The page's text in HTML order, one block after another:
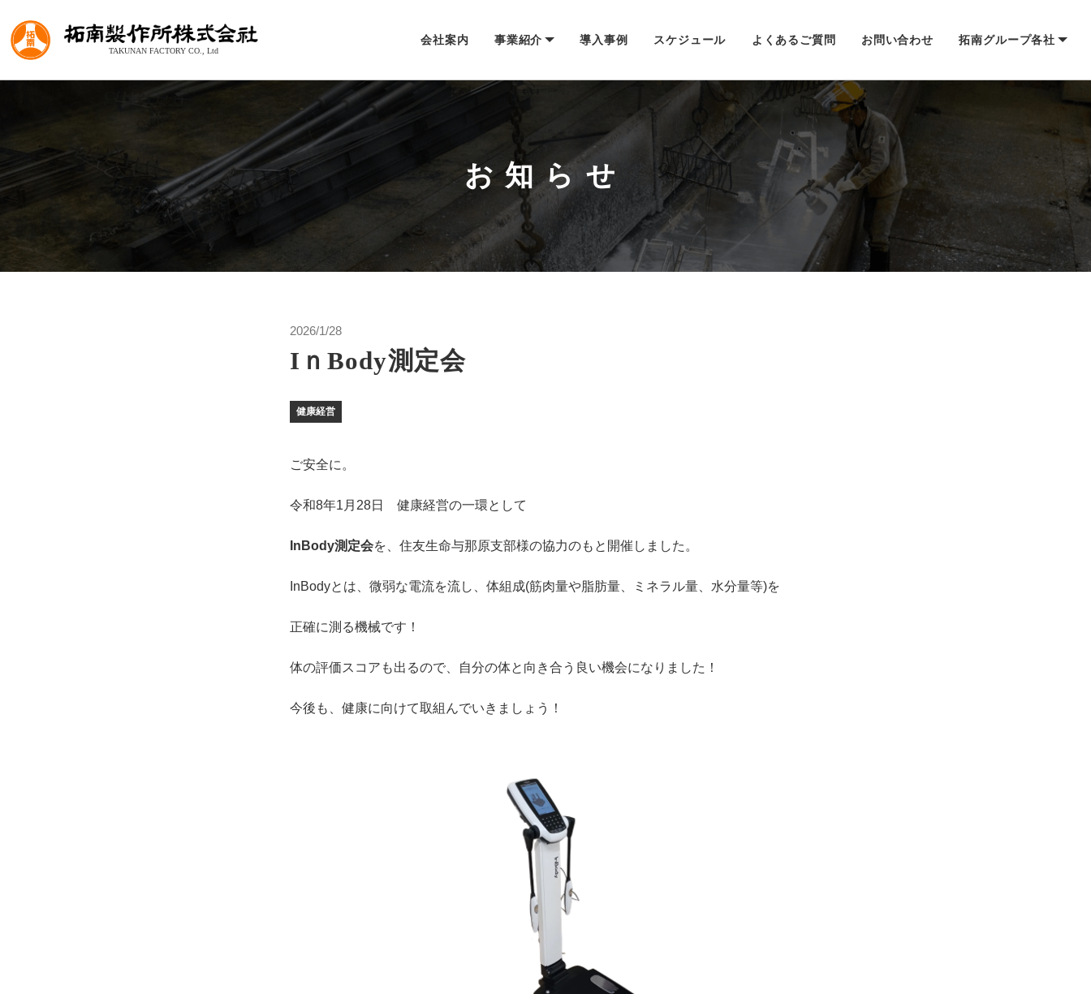
会社案内 事業紹介 導入事例 スケジュール よくあるご質問 お問い合わせ 拓南グループ各社
お知らせ
2026/1/28
IｎBody測定会
健康経営
ご安全に。
令和8年1月28日 健康経営の一環として
InBody測定会を、住友生命与那原支部様の協力のもと開催しました。
InBodyとは、微弱な電流を流し、体組成(筋肉量や脂肪量、ミネラル量、水分量等)を
正確に測る機械です！
体の評価スコアも出るので、自分の体と向き合う良い機会になりました！
今後も、健康に向けて取組んでいきましょう！